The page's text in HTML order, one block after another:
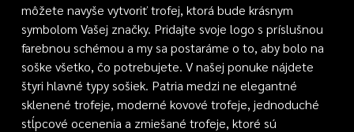
môžete navyše vytvoriť trofej, ktorá bude krásnym
symbolom Vašej značky. Pridajte svoje logo s príslušnou
farebnou schémou a my sa postaráme o to, aby bolo na
soške všetko, čo potrebujete. V našej ponuke nájdete
štyri hlavné typy sošiek. Patria medzi ne elegantné
sklenené trofeje, moderné kovové trofeje, jednoduché
stĺpcové ocenenia a zmiešané trofeje, ktoré sú